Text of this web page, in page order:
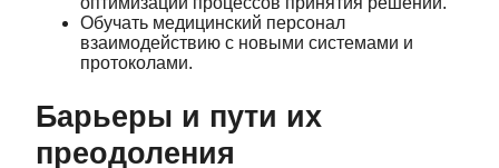
Обучать медицинский персонал
взаимодействию с новыми системами и
протоколами.
Барьеры и пути их
преодоления